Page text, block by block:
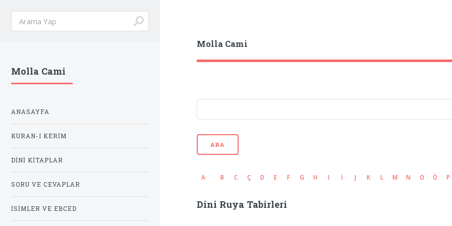
Molla Cami
ARA
A B C Ç D E F G H I İ J K L M N O Ö P
Dini Ruya Tabirleri
Molla Cami
ANASAYFA
KURAN-I KERIM
DINI KITAPLAR
SORU VE CEVAPLAR
İSIMLER VE EBCED